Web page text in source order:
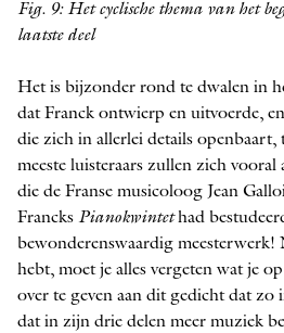
Fig. 9: Het cyclische thema van het
laatste deel
Het is bijzonder rond te dwalen in
dat Franck ontwierp en uitvoerde,
die zich in allerlei details openbaart,
meeste luisteraars zullen zich
die de Franse musicoloog Jean
Francks Pianokwintethad
bewonderenswaardig meesterwerk!
hebt, moet je alles vergeten wat je
over te geven aan dit gedicht dat zo
dat in zijn drie delen meer muziek